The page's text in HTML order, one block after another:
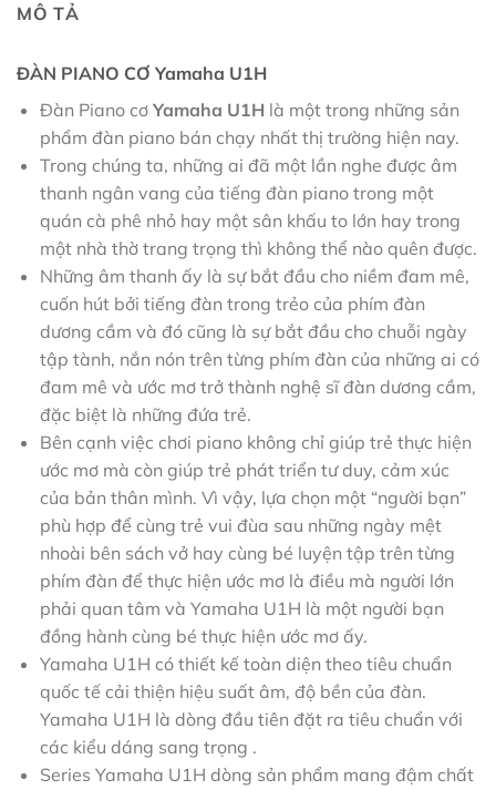
MÔ TẢ
ĐÀN PIANO CƠ Yamaha U1H
Đàn Piano cơ Yamaha U1H là một trong những sản
phẩm đàn piano bán chạy nhất thị trường hiện nay.
Trong chúng ta, những ai đã một lần nghe được âm
thanh ngân vang của tiếng đàn piano trong một
quán cà phê nhỏ hay một sân khấu to lớn hay trong
một nhà thờ trang trọng thì không thể nào quên được.
Những âm thanh ấy là sự bắt đầu cho niềm đam mê,
cuốn hút bởi tiếng đàn trong trẻo của phím đàn
dương cầm và đó cũng là sự bắt đầu cho chuỗi ngày
tập tành, nắn nón trên từng phím đàn của những ai có
đam mê và ước mơ trở thành nghệ sĩ đàn dương cầm,
đặc biệt là những đứa trẻ.
Bên cạnh việc chơi piano không chỉ giúp trẻ thực hiện
ước mơ mà còn giúp trẻ phát triển tư duy, cảm xúc
của bản thân mình. Vì vậy, lựa chọn một “người bạn”
phù hợp để cùng trẻ vui đùa sau những ngày mệt
nhoài bên sách vở hay cùng bé luyện tập trên từng
phím đàn để thực hiện ước mơ là điều mà người lớn
phải quan tâm và Yamaha U1H là một người bạn
đồng hành cùng bé thực hiện ước mơ ấy.
Yamaha U1H có thiết kế toàn diện theo tiêu chuẩn
quốc tế cải thiện hiệu suất âm, độ bền của đàn.
Yamaha U1H là dòng đầu tiên đặt ra tiêu chuẩn với
các kiểu dáng sang trọng .
Series Yamaha U1H dòng sản phẩm mang đậm chất